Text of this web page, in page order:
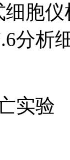
胞
分析
实验